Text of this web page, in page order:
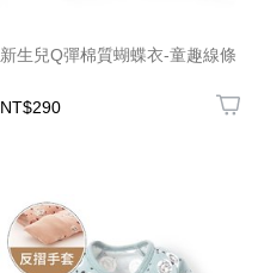
新生兒Q彈棉質蝴蝶衣-童趣線條
NT$290